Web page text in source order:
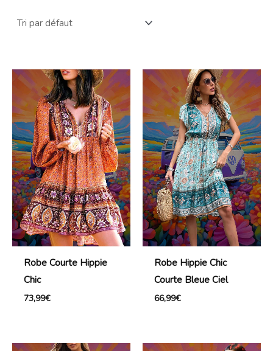
Robe Courte Hippie
Chic
73,99€
Robe Hippie Chic
Courte Bleue Ciel
66,99€